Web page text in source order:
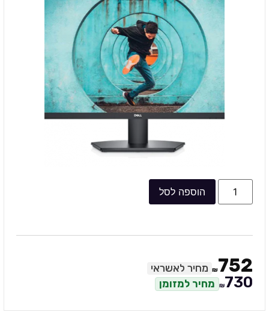
הוספה לסל
₪752 מחיר לאשראי
₪730 מחיר למזומן